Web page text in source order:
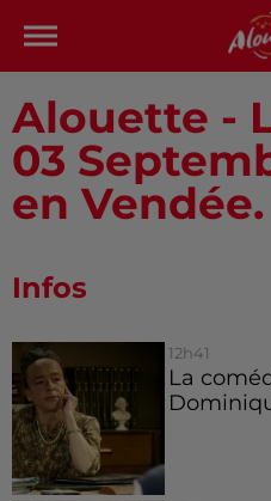
Alouette -
03
en Vendée.
Infos
12h41
La